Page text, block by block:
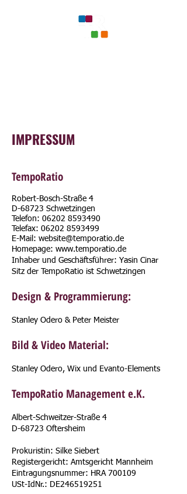
IMPRESSUM
TempoRatio
Robert-Bosch-Straße 4
D-68723 Schwetzingen
Telefon: 06202 8593490
Telefax: 06202 8593499
E-Mail: website@temporatio.de
Homepage: www.temporatio.de
Inhaber und Geschäftsführer: Yasin Cinar
Sitz der TempoRatio ist Schwetzingen
Design & Programmierung:
Stanley Odero & Peter Meister
Bild & Video Material:
Stanley Odero, Wix und Evanto-Elements
TempoRatio Management e.K.
Albert-Schweitzer-Straße 4
D-68723 Oftersheim
Prokuristin: Silke Siebert
Registergericht: Amtsgericht Mannheim
Eintragungsnummer: HRA 700109
USt-IdNr.: DE246519251